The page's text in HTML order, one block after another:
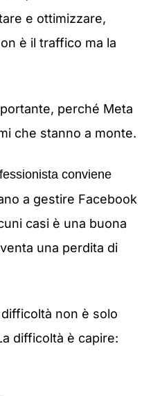
e ottimizzare,
è il traffico ma la
perché Meta
che stanno a monte.
conviene
a gestire Facebook
casi è una buona
una perdita di
non è solo
difficoltà è capire: